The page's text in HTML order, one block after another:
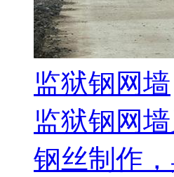
监狱钢网墙
监狱钢网
钢丝制作